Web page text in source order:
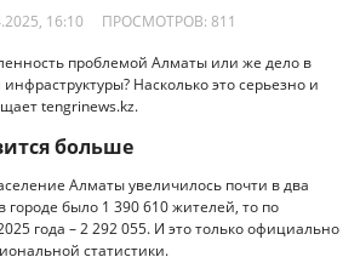
16:10 ПРОСМОТРОВ: 811
проблемой Алматы или же дело в
инфраструктуры? Насколько это серьезно и
tengrinews.kz.
больше
Алматы увеличилось почти в два
городе было 1 390 610 жителей, то по
года – 2 292 055. И это только официально
статистики.